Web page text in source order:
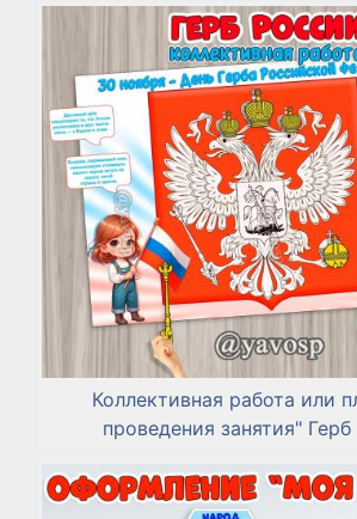
Коллективная работа или
проведения занятия"